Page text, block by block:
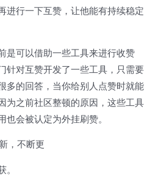
进行一下互赞，让他能有持续稳定
是可以借助一些工具来进行收赞
针对互赞开发了一些工具，只需要
多的回答，当你给别人点赞时就能
为之前社区整顿的原因，这些工具
也会被认定为外挂刷赞。
，不断更
。